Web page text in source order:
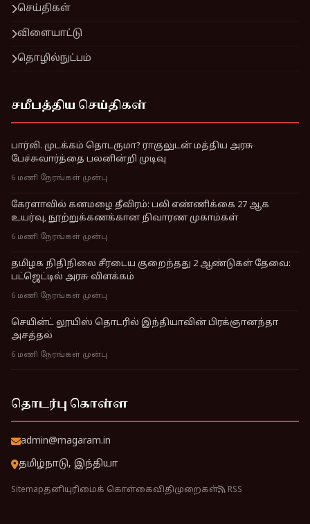
செய்திகள்
விளையாட்டு
தொழில்நுட்பம்
சமீபத்திய செய்திகள்
பார்லி. முடக்கம் தொடருமா? ராகுலுடன் மத்திய அரசு
பேச்சுவார்த்தை பலனின்றி முடிவு
6 மணி நேரங்கள் முன்பு
கேரளாவில் கனமழை தீவிரம்: பலி எண்ணிக்கை 27 ஆக
உயர்வு, நூற்றுக்கணக்கான நிவாரண முகாம்கள்
6 மணி நேரங்கள் முன்பு
தமிழக நிதிநிலை சீரடைய குறைந்தது 2 ஆண்டுகள் தேவை:
பட்ஜெட்டில் அரசு விளக்கம்
6 மணி நேரங்கள் முன்பு
செயின்ட் லூயிஸ் தொடரில் இந்தியாவின் பிரக்ஞானந்தா
அசத்தல்
6 மணி நேரங்கள் முன்பு
தொடர்பு கொள்ள
admin@magaram.in
தமிழ்நாடு, இந்தியா
Sitemapதனியுரிமைக் கொள்கைவிதிமுறைகள் RSS